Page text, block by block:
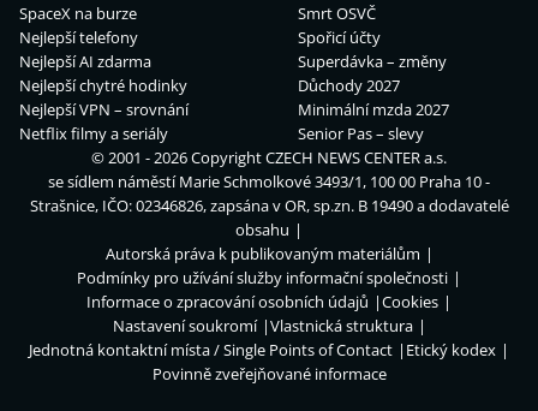
SpaceX na burze
Nejlepší telefony
Nejlepší AI zdarma
Nejlepší chytré hodinky
Nejlepší VPN – srovnání
Netflix filmy a seriály
Smrt OSVČ
Spořicí účty
Superdávka – změny
Důchody 2027
Minimální mzda 2027
Senior Pas – slevy
© 2001 - 2026 CopyrightCZECH NEWS CENTER a.s.
se sídlem náměstí Marie Schmolkové 3493/1, 100 00 Praha 10 -
Strašnice, IČO: 02346826, zapsána v OR, sp.zn. B 19490 a dodavatelé
obsahu
Autorská práva k publikovaným materiálům
Podmínky pro užívání služby informační společnosti
Informace o zpracování osobních údajů
Cookies
Nastavení soukromí
Vlastnická struktura
Jednotná kontaktní místa / Single Points of Contact
Etický kodex
Povinně zveřejňované informace